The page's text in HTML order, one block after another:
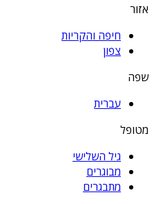
אזור
חיפה והקריות
צפון
שפה
עברית
מטופל
גיל השלישי
מבוגרים
מתבגרים